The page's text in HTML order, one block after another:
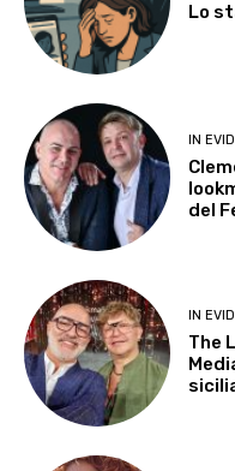
Lo
IN
del
IN
The